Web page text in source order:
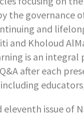
the governance
and
and Kholoud
is an integral
after each
issue of